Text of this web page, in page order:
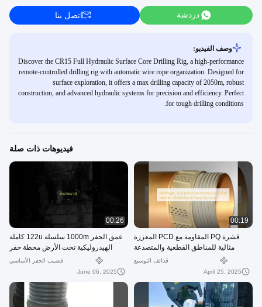
دردشة اتصل بنا
وصف الفيديو:
Discover the CR15 Full Hydraulic Surface Core Drilling Rig, a high-performance
remote-controlled drilling rig with automatic wire rope organization. Designed for
surface exploration, it offers a max drilling capacity of 2050m, robust
construction, and advanced hydraulic systems for precision and efficiency. Perfect
for tough drilling conditions.
فيديوهات ذات صلة
00:19
قشرة PQ المقاومة مع PCD المعززة
مثالية للمناطق القطعية والمتصدعة
قذائف التوسيع
April 25, 2025
00:26
عمق الحفر 1000m سلسلة 122u كاملة
الهيدروليكية تحت الأرض محطة حفر
النواة مع شهادة CE
قضيب الحفر الأساسي
June 06, 2025
7:25 AM